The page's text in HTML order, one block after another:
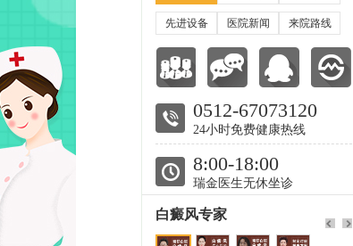
先进设备 医院新闻 来院路线
0512-67073120
24小时免费健康热线
8:00-18:00
瑞金医生无休坐诊
白癜风专家